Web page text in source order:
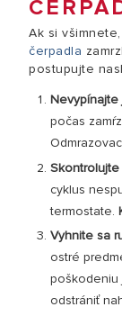
Ak si
čerpadla
postupujte
Nevypínajte
počas
Skontrolujte
cyklus
termostate.
Vyhnite sa
ostré
poškodeniu
odstrániť